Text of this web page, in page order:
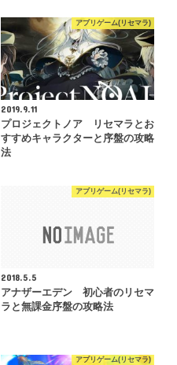
アプリゲーム(リセマラ)
2019.9.11
プロジェクトノア リセマラとお
すすめキャラクターと序盤の攻略
法
アプリゲーム(リセマラ)
2018.5.5
アナザーエデン 初心者のリセマ
ラと無課金序盤の攻略法
アプリゲーム(リセマラ)